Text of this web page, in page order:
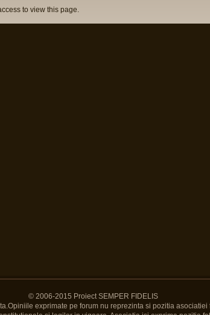
to view this page.
© 2006-2015 Proiect SEMPER FIDELIS
exprimate pe forum nu reprezinta si pozitia